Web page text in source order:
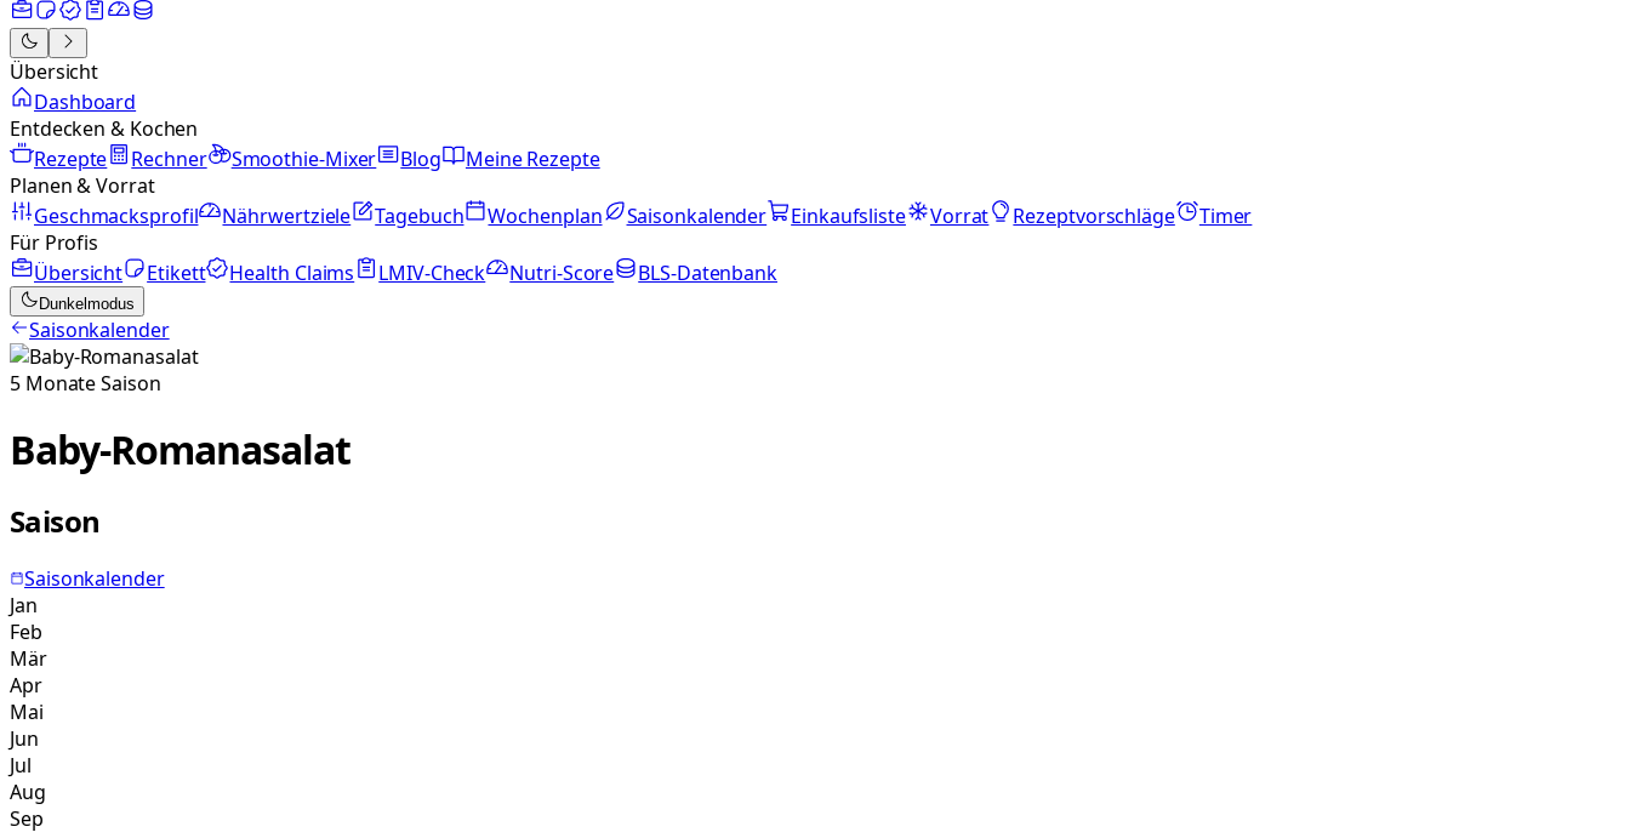
Übersicht
Dashboard
Entdecken & Kochen
Rezepte
Rechner Smoothie-Mixer Blog
Meine Rezepte
Planen & Vorrat
Geschmacksprofil
Nährwertziele Tagebuch Wochenplan Saisonkalender Einkaufsliste Vorrat Rezeptvorschläge
Timer
Für Profis
Übersicht
Etikett Health Claims LMIV-Check Nutri-Score BLS-Datenbank
Dunkelmodus
Saisonkalender
5 MonateSaison
Baby-Romanasalat
Saison
Saisonkalender
Jan
Feb
Mär
Apr
Mai
Jun
Jul
Aug
Sep